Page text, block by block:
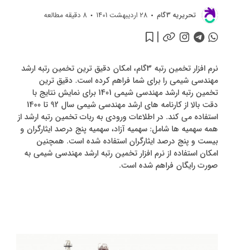
تحريريه 3گام 28 اردیبهشت 1401 8 دقیقه مطالعه
نرم افزار تخمین رتبه 3گام، امکان دقیق ترین تخمین رتبه ارشد
مهندسی شیمی را برای شما فراهم کرده است. دقیق ترین
تخمین رتبه ارشد مهندسی شیمی 1401 برای نمایش نتایج با
دقت بالا از کارنامه های ارشد مهندسی شیمی سال 92 تا 1400
استفاده می کند. در اطلاعات ورودی به ربات تخمین رتبه ارشد از
همه سهمیه ها شامل: سهمیه آزاد، سهمیه پنج درصد ایثارگران و
بیست و پنج درصد ایثارگران استفاده شده است. همچنین
امکان استفاده از نرم افزار تخمین رتبه ارشد مهندسی شیمی به
صورت رایگان فراهم شده است.